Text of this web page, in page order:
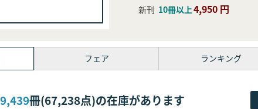
新刊 10冊以上4,950 円
フェア ランキング
冊(67,238点)の在庫があります